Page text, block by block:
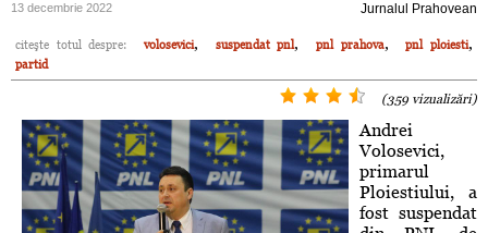
13 decembrie 2022 Jurnalul Prahovean
citeşte totul despre: volosevici, suspendat pnl, pnl prahova, pnl ploiesti,
partid
(359 vizualizări)
Andrei
Volosevici,
primarul
Ploiestiului, a
fost suspendat